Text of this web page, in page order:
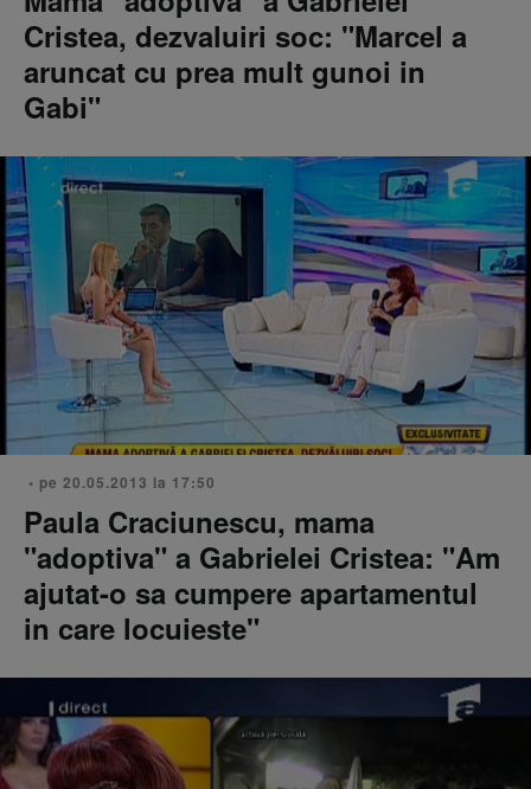
Cristea, dezvaluiri soc: "Marcel a
aruncat cu prea mult gunoi in
Gabi"
• pe 20.05.2013 la 17:50
Paula Craciunescu, mama
"adoptiva" a Gabrielei Cristea: "Am
ajutat-o sa cumpere apartamentul
in care locuieste"